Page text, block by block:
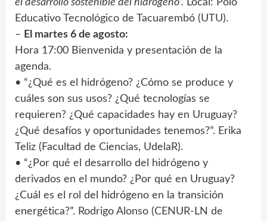
el desarrollo sostenible del hidrógeno”. Local: Polo
Educativo Tecnológico de Tacuarembó (UTU).
– El martes 6 de agosto:
Hora 17:00 Bienvenida y presentación de la
agenda.
• “¿Qué es el hidrógeno? ¿Cómo se produce y
cuáles son sus usos? ¿Qué tecnologías se
requieren? ¿Qué capacidades hay en Uruguay?
¿Qué desafíos y oportunidades tenemos?”. Erika
Teliz (Facultad de Ciencias, UdelaR).
• “¿Por qué el desarrollo del hidrógeno y
derivados en el mundo? ¿Por qué en Uruguay?
¿Cuál es el rol del hidrógeno en la transición
energética?”. Rodrigo Alonso (CENUR-LN de